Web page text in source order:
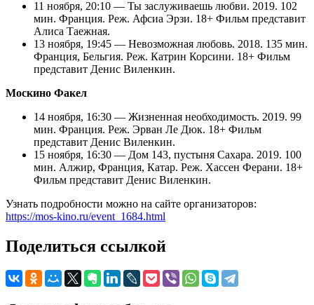
11 ноября, 20:10 — Ты заслуживаешь любви. 2019. 102
мин. Франция. Реж. Афсиа Эрзи. 18+ Фильм представит
Алиса Таежная.
13 ноября, 19:45 — Невозможная любовь. 2018. 135 мин.
Франция, Бельгия. Реж. Катрин Корсини. 18+ Фильм
представит Денис Виленкин.
Москино Факел
14 ноября, 16:30 — Жизненная необходимость. 2019. 99
мин. Франция. Реж. Эрван Ле Дюк. 18+ Фильм
представит Денис Виленкин.
15 ноября, 16:30 — Дом 143, пустыня Сахара. 2019. 100
мин. Алжир, Франция, Катар. Реж. Хассен Ферани. 18+
Фильм представит Денис Виленкин.
Узнать подробности можно на сайте организаторов:
https://mos-kino.ru/event_1684.html
Поделиться ссылкой